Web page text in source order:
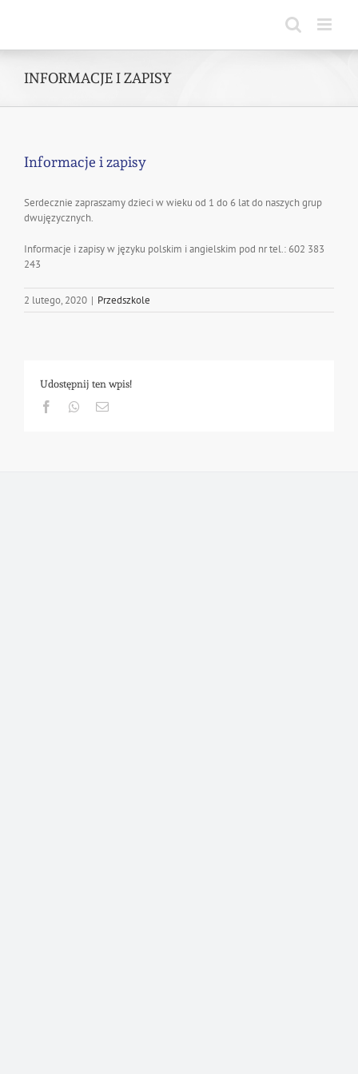
INFORMACJE I ZAPISY
Informacje i zapisy
Serdecznie zapraszamy dzieci w wieku od 1 do 6 lat do naszych grup
dwujęzycznych.
Informacje i zapisy w języku polskim i angielskim pod nr tel.: 602 383
243
2 lutego, 2020 | Przedszkole
Udostępnij ten wpis!
FacebookWhatsapp
Email